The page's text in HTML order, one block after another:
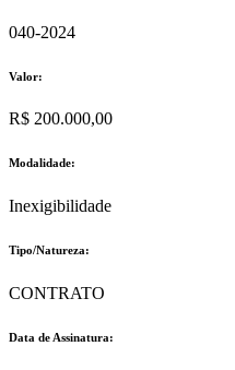
040-2024
Valor:
R$ 200.000,00
Modalidade:
Inexigibilidade
Tipo/Natureza:
CONTRATO
Data de Assinatura: